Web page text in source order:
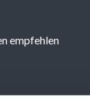
empfehlen